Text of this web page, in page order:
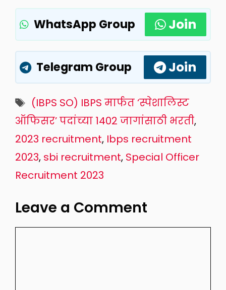
WhatsApp Group Join
Telegram Group Join
Tags
(IBPS SO) IBPS मार्फत ‘स्पेशालिस्ट
ऑफिसर’ पदांच्या 1402 जागांसाठी भरती,
2023 recruitment, Ibps recruitment
2023, sbi recruitment, Special Officer
Recruitment 2023
Leave a Comment